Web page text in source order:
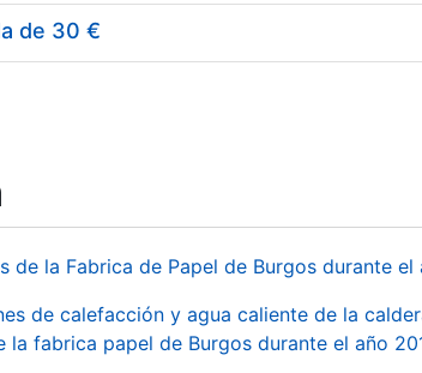
de 30 €
la Fabrica de Papel de Burgos durante el
de calefacción y agua caliente de la
fabrica papel de Burgos durante el año